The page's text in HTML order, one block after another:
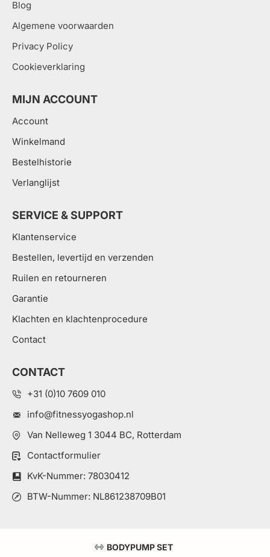
Blog
Algemene voorwaarden
Privacy Policy
Cookieverklaring
MIJN ACCOUNT
Account
Winkelmand
Bestelhistorie
Verlanglijst
SERVICE & SUPPORT
Klantenservice
Bestellen, levertijd en verzenden
Ruilen en retourneren
Garantie
Klachten en klachtenprocedure
Contact
CONTACT
+31 (0)10 7609 010
info@fitnessyogashop.nl
Van Nelleweg 1 3044 BC, Rotterdam
Contactformulier
KvK-Nummer: 78030412
BTW-Nummer: NL861238709B01
BODYPUMP SET